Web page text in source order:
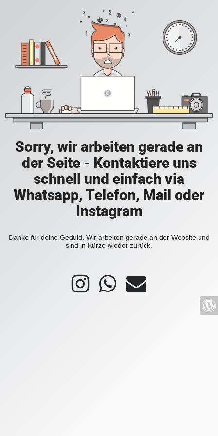
Sorry, wir arbeiten gerade an
der Seite - Kontaktiere uns
schnell und einfach via
Whatsapp, Telefon, Mail oder
Instagram
Danke für deine Geduld. Wir arbeiten gerade an der Website und
sind in Kürze wieder zurück.